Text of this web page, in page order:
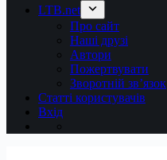
LTB.net
Про сайт
Наші друзі
Автори
Пожертвувати
Зворотній зв’язок
Статті користувачів
Вхід